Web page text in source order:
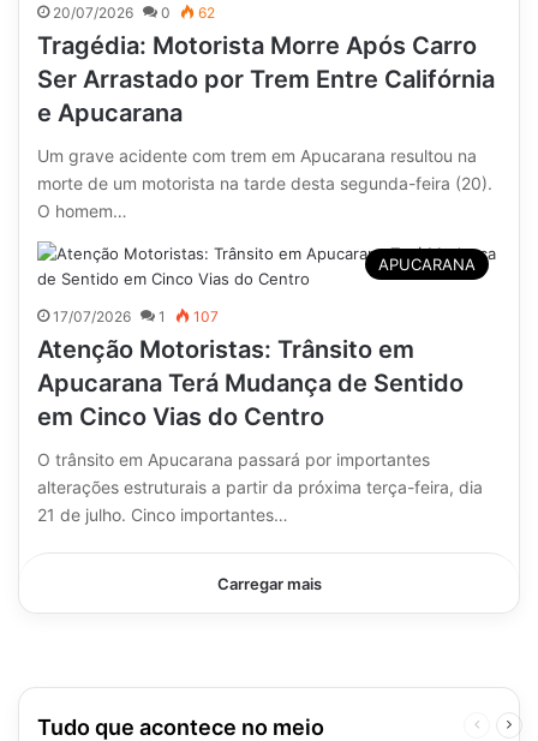
20/07/2026 0 62
Tragédia: Motorista Morre Após Carro
Ser Arrastado por Trem Entre Califórnia
e Apucarana
Um grave acidente com trem em Apucarana resultou na
morte de um motorista na tarde desta segunda-feira (20).
O homem…
APUCARANA
17/07/2026 1 107
Atenção Motoristas: Trânsito em
Apucarana Terá Mudança de Sentido
em Cinco Vias do Centro
O trânsito em Apucarana passará por importantes
alterações estruturais a partir da próxima terça-feira, dia
21 de julho. Cinco importantes…
Carregar mais
Tudo que acontece no meio
Página